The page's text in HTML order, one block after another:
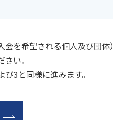
を希望される個人及び団体）
い。
3と同様に進みます。